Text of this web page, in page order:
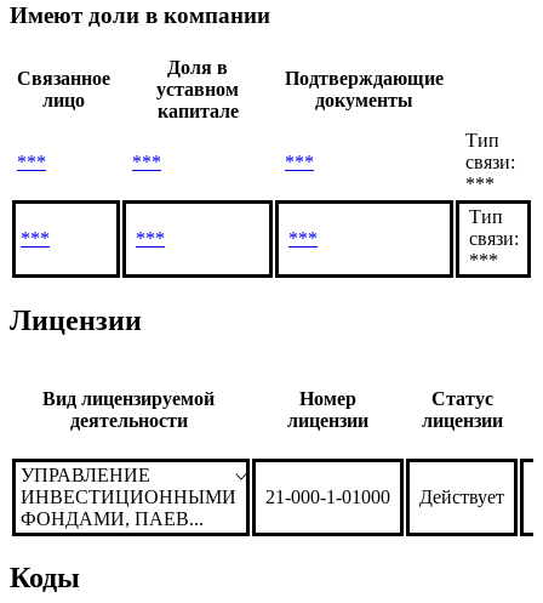
Имеют доли в компании
Связанное
лицо
Доля в
уставном
капитале
Подтверждающие
документы
*** *** ***
Тип
связи:
***
*** *** ***
Тип
связи:
***
Лицензии
Вид лицензируемой
деятельности
Номер
лицензии
Статус
лицензии
УПРАВЛЕНИЕ
ИНВЕСТИЦИОННЫМИ
ФОНДАМИ, ПАЕВ...
21-000-1-01000 Действует
Коды